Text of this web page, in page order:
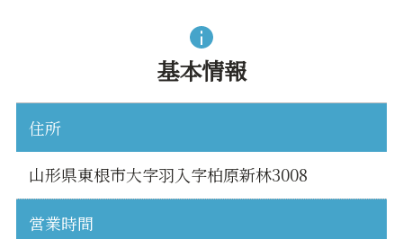
基本情報
住所
山形県東根市大字羽入字柏原新林3008
営業時間